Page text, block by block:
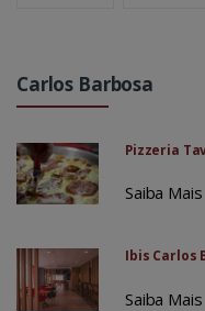
Carlos Barbosa
Pizzeria
Saiba Mais
Ibis Carlos
Saiba Mais